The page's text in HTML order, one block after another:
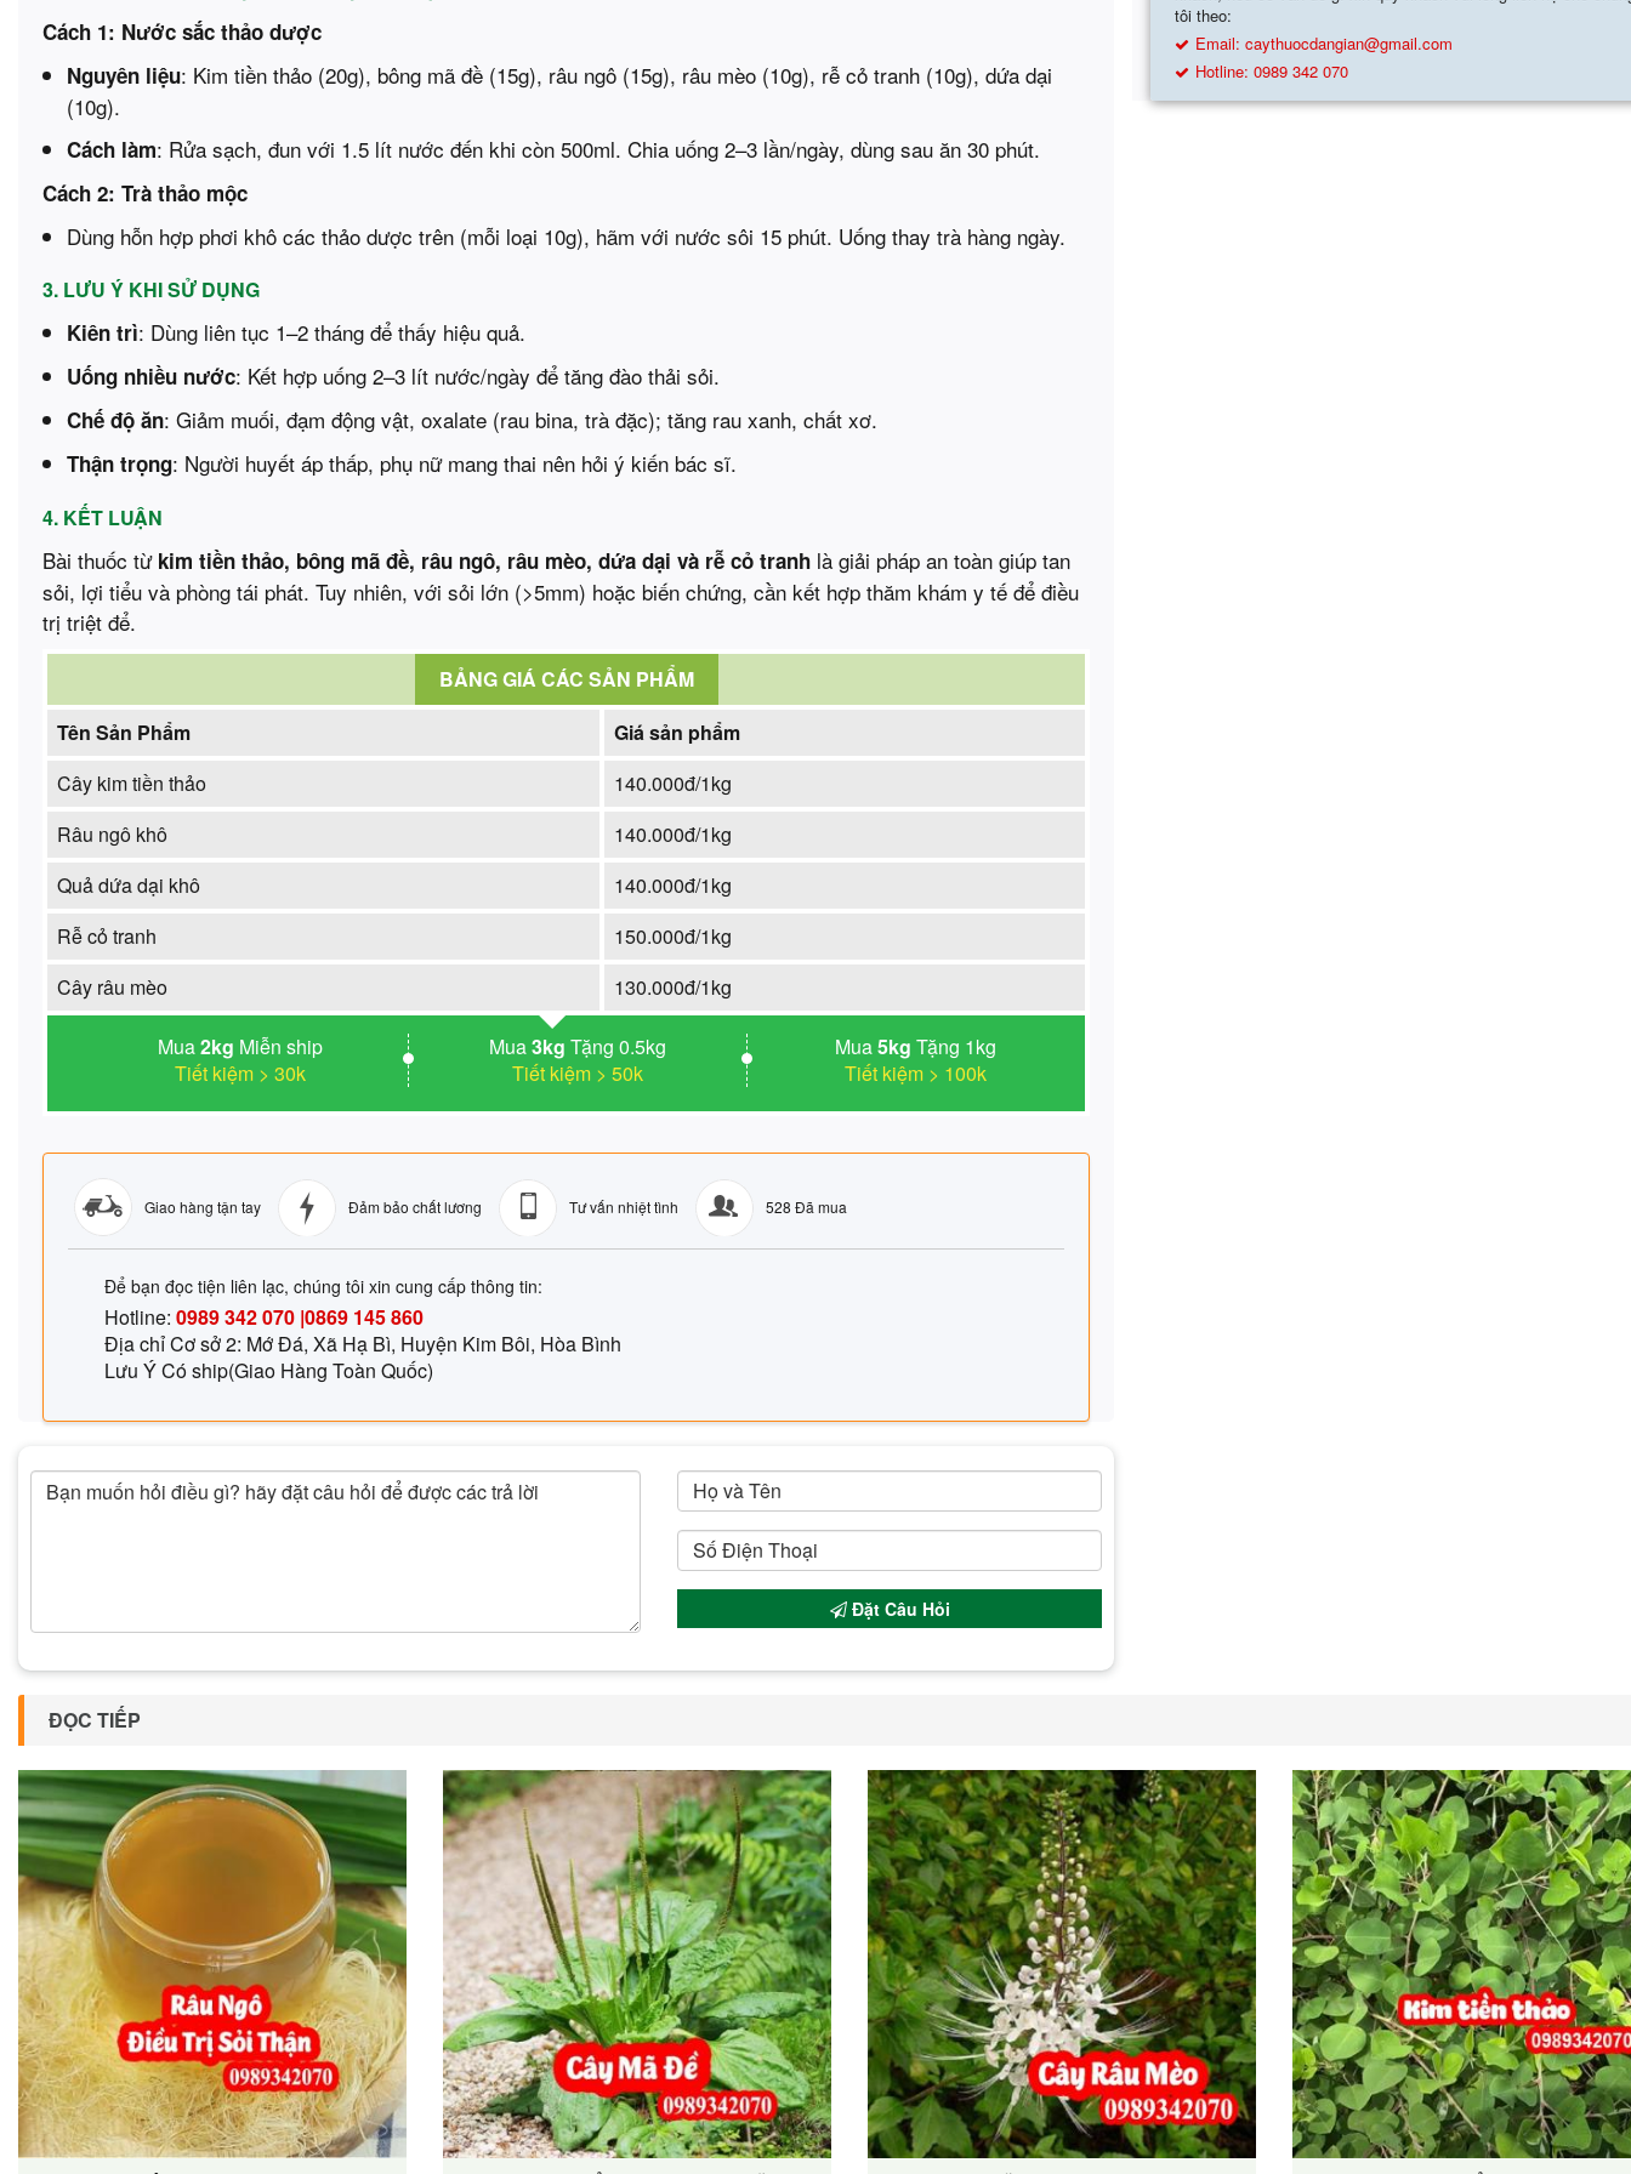
Cách 1: Nước sắc thảo dược
Nguyên liệu: Kim tiền thảo (20g), bông mã đề (15g), râu ngô (15g), râu mèo (10g), rễ cỏ tranh (10g), dứa dại
(10g).
Cách làm: Rửa sạch, đun với 1.5 lít nước đến khi còn 500ml. Chia uống 2–3 lần/ngày, dùng sau ăn 30 phút.
Cách 2: Trà thảo mộc
Dùng hỗn hợp phơi khô các thảo dược trên (mỗi loại 10g), hãm với nước sôi 15 phút. Uống thay trà hàng ngày.
3. LƯU Ý KHI SỬ DỤNG
Kiên trì: Dùng liên tục 1–2 tháng để thấy hiệu quả.
Uống nhiều nước: Kết hợp uống 2–3 lít nước/ngày để tăng đào thải sỏi.
Chế độ ăn: Giảm muối, đạm động vật, oxalate (rau bina, trà đặc); tăng rau xanh, chất xơ.
Thận trọng: Người huyết áp thấp, phụ nữ mang thai nên hỏi ý kiến bác sĩ.
4. KẾT LUẬN
Bài thuốc từ kim tiền thảo, bông mã đề, râu ngô, râu mèo, dứa dại và rễ cỏ tranh là giải pháp an toàn giúp tan
sỏi, lợi tiểu và phòng tái phát. Tuy nhiên, với sỏi lớn (>5mm) hoặc biến chứng, cần kết hợp thăm khám y tế để điều
trị triệt để.
BẢNG GIÁ CÁC SẢN PHẨM
Tên Sản Phẩm
Giá sản phẩm
Cây kim tiền thảo
140.000đ/1kg
Râu ngô khô
140.000đ/1kg
Quả dứa dại khô
140.000đ/1kg
Rễ cỏ tranh
150.000đ/1kg
Cây râu mèo
130.000đ/1kg
Mua2kg Miễn ship
Tiết kiệm > 30k
Mua3kgTặng 0.5kg
Tiết kiệm > 50k
Mua5kg Tặng 1kg
Tiết kiệm > 100k
Giao hàng tận tay Đảm bảo chất lương Tư vấn nhiệt tình 528 Đã mua
Để bạn đọc tiện liên lạc, chúng tôi xin cung cấp thông tin:
Hotline: 0989 342 070 |0869 145 860
Địa chỉ Cơ sở 2: Mớ Đá, Xã Hạ Bì, Huyện Kim Bôi, Hòa Bình
Lưu Ý Có ship(Giao Hàng Toàn Quốc)
Đặt Câu Hỏi
tôi theo:
Email:caythuocdangian@gmail.com
Hotline: 0989 342 070
ĐỌC TIẾP